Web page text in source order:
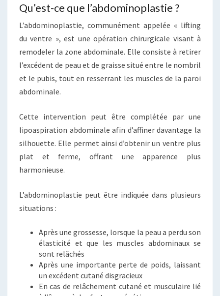
Qu’est-ce que l’abdominoplastie ?
L’abdominoplastie, communément appelée « lifting
du ventre », est une opération chirurgicale visant à
remodeler la zone abdominale. Elle consiste à retirer
l’excédent de peau et de graisse situé entre le nombril
et le pubis, tout en resserrant les muscles de la paroi
abdominale.
Cette intervention peut être complétée par une
lipoaspiration abdominale afin d’affiner davantage la
silhouette. Elle permet ainsi d’obtenir un ventre plus
plat et ferme, offrant une apparence plus
harmonieuse.
L’abdominoplastie peut être indiquée dans plusieurs
situations :
Après une grossesse, lorsque la peau a perdu son
élasticité et que les muscles abdominaux se
sont relâchés
Après une importante perte de poids, laissant
un excédent cutané disgracieux
En cas de relâchement cutané et musculaire lié